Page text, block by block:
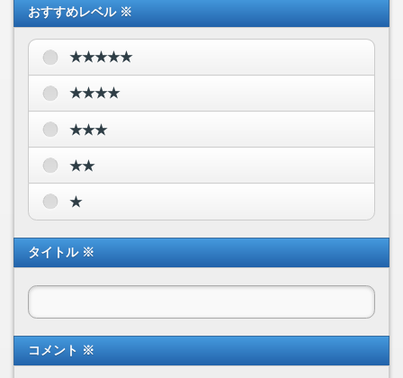
おすすめレベル ※
★★★★★
★★★★
★★★
★★
★
タイトル ※
コメント ※